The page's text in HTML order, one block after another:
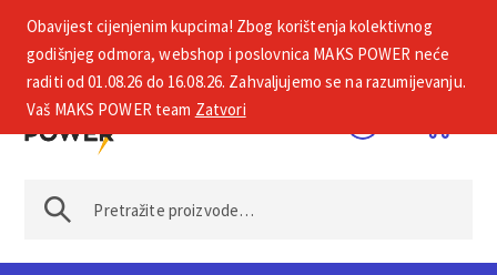
+385 1 2002 575
Obavijest cijenjenim kupcima! Zbog korištenja kolektivnog
godišnjeg odmora, webshop i poslovnica MAKS POWER neće
raditi od 01.08.26 do 16.08.26. Zahvaljujemo se na razumijevanju.
Vaš MAKS POWER team Zatvori